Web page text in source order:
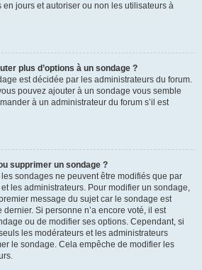
jours et autoriser ou non les utilisateurs à
plus d’options à un sondage ?
est décidée par les administrateurs du forum.
pouvez ajouter à un sondage vous semble
à un administrateur du forum s’il est
supprimer un sondage ?
sondages ne peuvent être modifiés que par
les administrateurs. Pour modifier un sondage,
message du sujet car le sondage est
Si personne n’a encore voté, il est
ou de modifier ses options. Cependant, si
les modérateurs et les administrateurs
le sondage. Cela empêche de modifier les